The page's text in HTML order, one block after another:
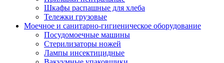
Шкафы распашные для хлеба
Тележки грузовые
Моечное и санитарно-гигиеническое оборудование
Посудомоечные машины
Стерилизаторы ножей
Лампы инсектицидные